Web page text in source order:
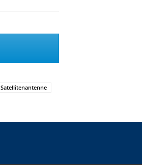
Satellitenantenne